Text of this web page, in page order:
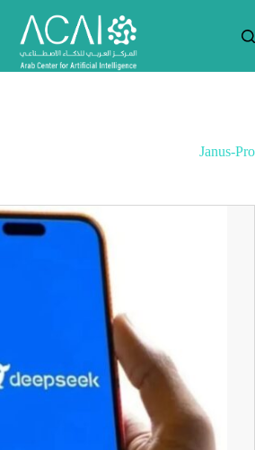
المحتوى
Janus‑Pro